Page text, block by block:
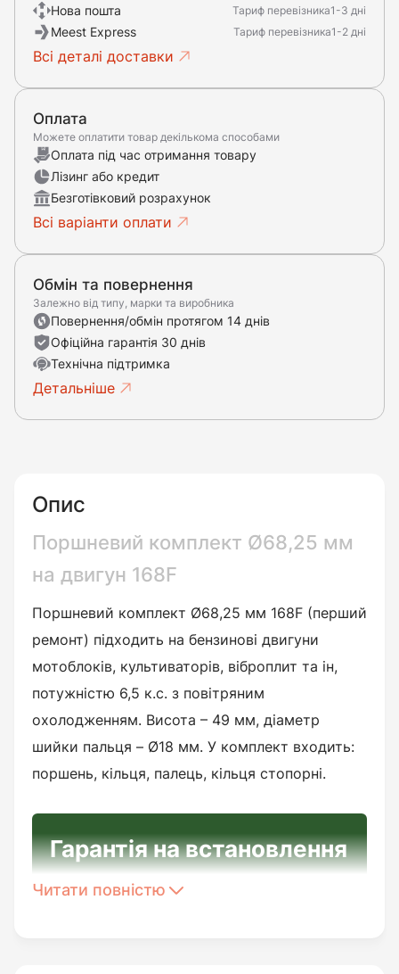
Нова пошта Тариф перевізника1-3 дні
Meest Express Тариф перевізника1-2 дні
Всі деталі доставки
Оплата
Можете оплатити товар декількома способами
Оплата під час отримання товару
Лізинг або кредит
Безготівковий розрахунок
Всі варіанти оплати
Обмін та повернення
Залежно від типу, марки та виробника
Повернення/обмін протягом 14 днів
Офіційна гарантія 30 днів
Технічна підтримка
Детальніше
Опис
Поршневий комплект Ø68,25 мм
на двигун 168F
Поршневий комплект Ø68,25 мм 168F (перший
ремонт) підходить на бензинові двигуни
мотоблоків, культиваторів, віброплит та ін,
потужністю 6,5 к.с. з повітряним
охолодженням. Висота – 49 мм, діаметр
шийки пальця – Ø18 мм. У комплект входить:
поршень, кільця, палець, кільця стопорні.
Гарантія на встановлення
та заводський брак
Читати повністю